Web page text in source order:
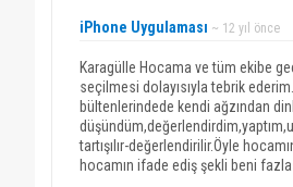
iPhone Uygulaması ~ 12 yıl önce
Karagülle Hocama ve tüm ekibe
seçilmesi dolayısıyla tebrik
bültenlerindede kendi ağzından
tartışılır-değerlendirilir.Öyle
hocamın ifade ediş şekli beni